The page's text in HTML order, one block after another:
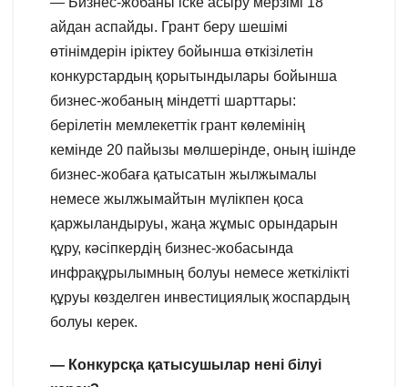
айдан аспайды. Грант беру шешімі
өтінімдерін іріктеу бойынша өткізілетін
конкурстардың қорытындылары бойынша
бизнес-жобаның міндетті шарттары:
берілетін мемлекеттік грант көлемінің
кемінде 20 пайызы мөлшерінде, оның ішінде
бизнес-жобаға қатысатын жылжымалы
немесе жылжымайтын мүлікпен қоса
қаржыландыруы, жаңа жұмыс орындарын
құру, кәсіпкердің бизнес-жобасында
инфрақұрылымның болуы немесе жеткілікті
құруы көзделген инвестициялық жоспардың
болуы керек.
— Конкурсқа қатысушылар нені білуі